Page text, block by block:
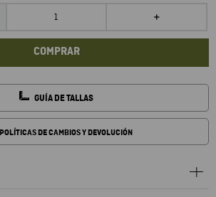
＋
COMPRAR
GUÍA DE TALLAS
POLÍTICAS DE CAMBIOS Y DEVOLUCIÓN